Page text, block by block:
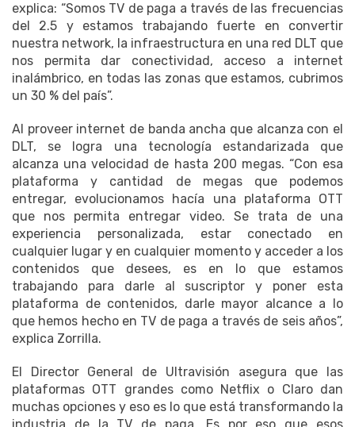
explica: “Somos TV de paga a través de las frecuencias
del 2.5 y estamos trabajando fuerte en convertir
nuestra network, la infraestructura en una red DLT que
nos permita dar conectividad, acceso a internet
inalámbrico, en todas las zonas que estamos, cubrimos
un 30 % del país”.
Al proveer internet de banda ancha que alcanza con el
DLT, se logra una tecnología estandarizada que
alcanza una velocidad de hasta 200 megas. “Con esa
plataforma y cantidad de megas que podemos
entregar, evolucionamos hacía una plataforma OTT
que nos permita entregar video. Se trata de una
experiencia personalizada, estar conectado en
cualquier lugar y en cualquier momento y acceder a los
contenidos que desees, es en lo que estamos
trabajando para darle al suscriptor y poner esta
plataforma de contenidos, darle mayor alcance a lo
que hemos hecho en TV de paga a través de seis años”,
explica Zorrilla.
El Director General de Ultravisión asegura que las
plataformas OTT grandes como Netflix o Claro dan
muchas opciones y eso es lo que está transformando la